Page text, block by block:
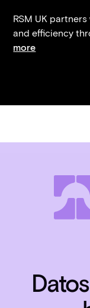
RSM UK
and efficiency
more